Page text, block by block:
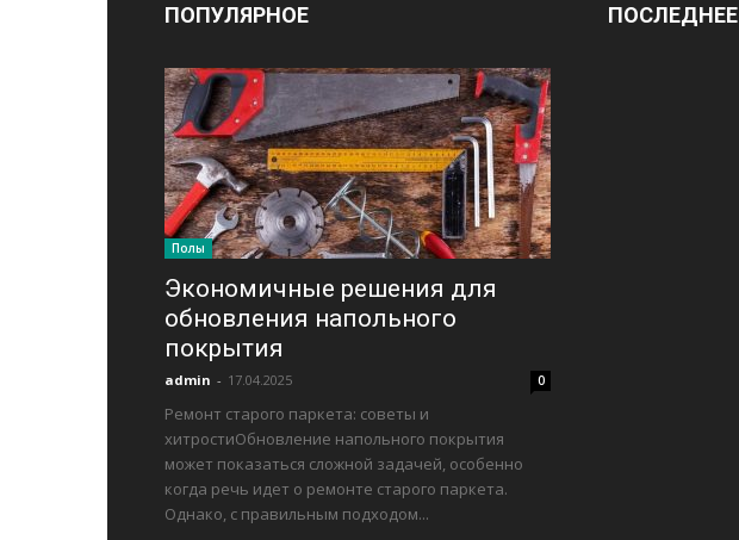
ПОПУЛЯРНОЕ
Полы
Экономичные решения для
обновления напольного
покрытия
admin - 17.04.2025 0
Ремонт старого паркета: советы и
хитростиОбновление напольного покрытия
может показаться сложной задачей, особенно
когда речь идет о ремонте старого паркета.
Однако, с правильным подходом...
ПОСЛЕДНЕЕ